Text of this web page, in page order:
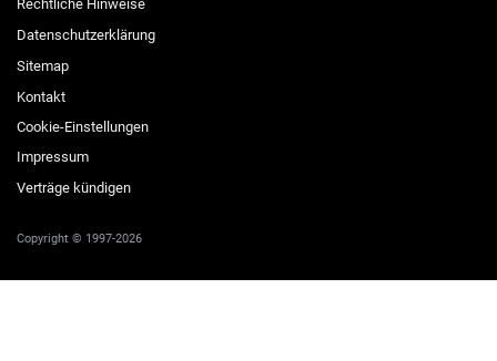
Rechtliche Hinweise
Datenschutzerklärung
Sitemap
Kontakt
Cookie-Einstellungen
Impressum
Verträge kündigen
Copyright © 1997-2026